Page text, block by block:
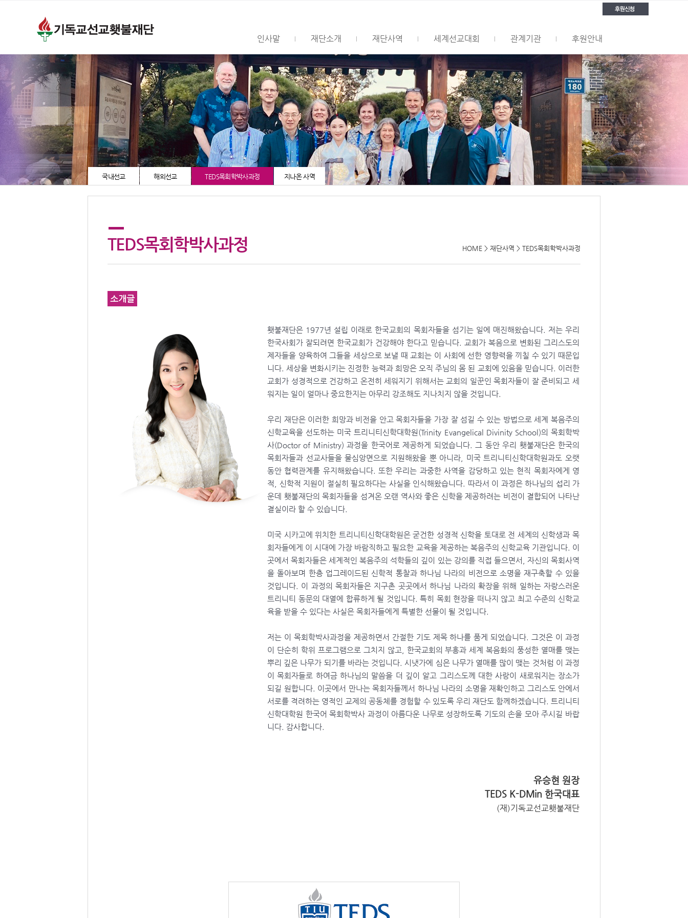
인사말 재단소개 재단사역 세계선교대회 관계기관 후원안내
국내선교 해외선교 TEDS목회학박사과정 지나온 사역
TEDS목회학박사과정 HOME > 재단사역 > TEDS목회학박사과정
소개글
횃불재단은 1977년 설립 이래로 한국교회의 목회자들을 섬기는 일에 매진해왔습니다. 저는 우리
한국사회가 잘되려면 한국교회가 건강해야 한다고 믿습니다. 교회가 복음으로 변화된 그리스도의
제자들을 양육하여 그들을 세상으로 보낼 때 교회는 이 사회에 선한 영향력을 끼칠 수 있기 때문입
니다. 세상을 변화시키는 진정한 능력과 희망은 오직 주님의 몸 된 교회에 있음을 믿습니다. 이러한
교회가 성경적으로 건강하고 온전히 세워지기 위해서는 교회의 일꾼인 목회자들이 잘 준비되고 세
워지는 일이 얼마나 중요한지는 아무리 강조해도 지나치지 않을 것입니다.
우리 재단은 이러한 희망과 비전을 안고 목회자들을 가장 잘 섬길 수 있는 방법으로 세계 복음주의
신학교육을 선도하는 미국 트리니티신학대학원(Trinity Evangelical Divinity School)의 목회학박
사(Doctor of Ministry) 과정을 한국어로 제공하게 되었습니다. 그 동안 우리 횃불재단은 한국의
목회자들과 선교사들을 물심앙면으로 지원해왔을 뿐 아니라, 미국 트리니티신학대학원과도 오랫
동안 협력관계를 유지해왔습니다. 또한 우리는 과중한 사역을 감당하고 있는 현직 목회자에게 영
적, 신학적 지원이 절실히 필요하다는 사실을 인식해왔습니다. 따라서 이 과정은 하나님의 섭리 가
운데 횃불재단의 목회자들을 섬겨온 오랜 역사와 좋은 신학을 제공하려는 비전이 결합되어 나타난
결실이라 할 수 있습니다.
미국 시카고에 위치한 트리니티신학대학원은 굳건한 성경적 신학을 토대로 전 세계의 신학생과 목
회자들에게 이 시대에 가장 바람직하고 필요한 교육을 제공하는 복음주의 신학교육 기관입니다. 이
곳에서 목회자들은 세계적인 복음주의 석학들의 깊이 있는 강의를 직접 들으면서, 자신의 목회사역
을 돌아보며 한층 업그레이드된 신학적 통찰과 하나님 나라의 비전으로 소명을 재구축할 수 있을
것입니다. 이 과정의 목회자들은 지구촌 곳곳에서 하나님 나라의 확장을 위해 일하는 자랑스러운
트리니티 동문의 대열에 합류하게 될 것입니다. 특히 목회 현장을 떠나지 않고 최고 수준의 신학교
육을 받을 수 있다는 사실은 목회자들에게 특별한 선물이 될 것입니다.
저는 이 목회학박사과정을 제공하면서 간절한 기도 제목 하나를 품게 되었습니다. 그것은 이 과정
이 단순히 학위 프로그램으로 그치지 않고, 한국교회의 부흥과 세계 복음화의 풍성한 열매를 맺는
뿌리 깊은 나무가 되기를 바라는 것입니다. 시냇가에 심은 나무가 열매를 많이 맺는 것처럼 이 과정
이 목회자들로 하여금 하나님의 말씀을 더 깊이 알고 그리스도께 대한 사랑이 새로워지는 장소가
되길 원합니다. 이곳에서 만나는 목회자들께서 하나님 나라의 소명을 재확인하고 그리스도 안에서
서로를 격려하는 영적인 교제의 공동체를 경험할 수 있도록 우리 재단도 함께하겠습니다. 트리니티
신학대학원 한국어 목회학박사 과정이 아름다운 나무로 성장하도록 기도의 손을 모아 주시길 바랍
니다. 감사합니다.
유승현 원장
TEDS K-DMin 한국대표
(재)기독교선교횃불재단